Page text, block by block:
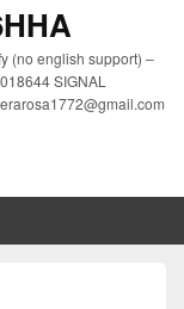
(no english support) –
SIGNAL